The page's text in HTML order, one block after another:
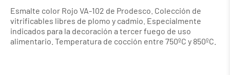
Esmalte color Rojo VA-102 de Prodesco. Colección de
vitrificables libres de plomo y cadmio. Especialmente
indicados para la decoración a tercer fuego de uso
alimentario. Temperatura de cocción entre 750ºC y 850ºC.